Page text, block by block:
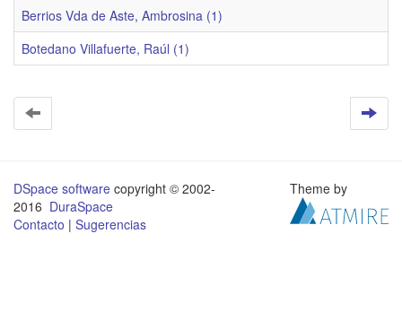
Berrios Vda de Aste, Ambrosina (1)
Botedano Villafuerte, Raúl (1)
DSpace software copyright © 2002-
2016 DuraSpace
Contacto | Sugerencias
Theme by